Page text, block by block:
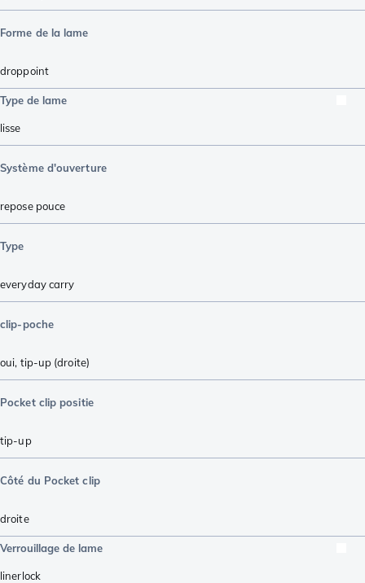
Forme de la lame
droppoint
Type de lame
lisse
Système d'ouverture
repose pouce
Type
everyday carry
clip-poche
oui, tip-up (droite)
Pocket clip positie
tip-up
Côté du Pocket clip
droite
Verrouillage de lame
linerlock